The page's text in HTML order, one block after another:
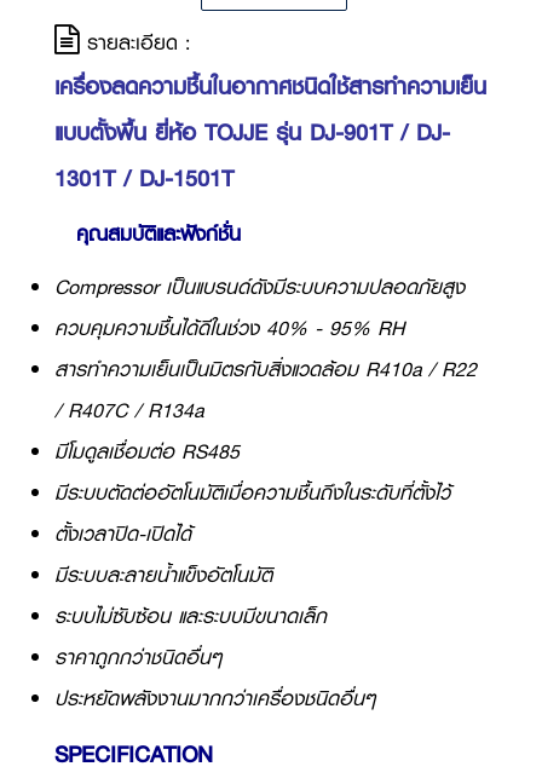
รายละเอียด :
เครื่องลดความชื้นในอากาศชนิดใช้สารทำความเย็น
แบบตั้งพื้น ยี่ห้อ TOJJE รุ่น DJ-901T / DJ-
1301T / DJ-1501T
คุณสมบัติและฟังก์ชั่น
Compressor เป็นแบรนด์ดังมีระบบความปลอดภัยสูง
ควบคุมความชื้นได้ดีในช่วง 40% - 95% RH
สารทำความเย็นเป็นมิตรกับสิ่งแวดล้อม R410a / R22
/ R407C / R134a
มีโมดูลเชื่อมต่อ RS485
มีระบบตัดต่ออัตโนมัติเมื่อความชื้นถึงในระดับที่ตั้งไว้
ตั้งเวลาปิด-เปิดได้
มีระบบละลายน้ำแข็งอัตโนมัติ
ระบบไม่ซับซ้อน และระบบมีขนาดเล็ก
ราคาถูกกว่าชนิดอื่นๆ
ประหยัดพลังงานมากกว่าเครื่องชนิดอื่นๆ
SPECIFICATION